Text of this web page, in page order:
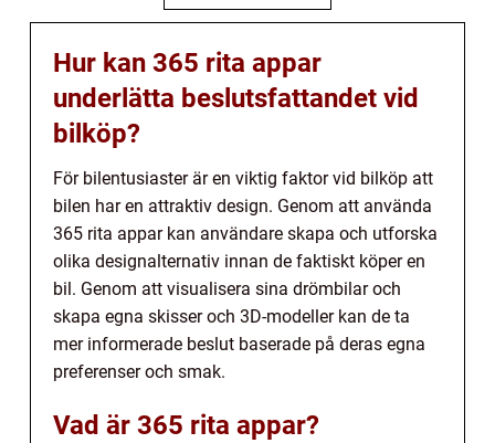
Hur kan 365 rita appar
underlätta beslutsfattandet vid
bilköp?
För bilentusiaster är en viktig faktor vid bilköp att
bilen har en attraktiv design. Genom att använda
365 rita appar kan användare skapa och utforska
olika designalternativ innan de faktiskt köper en
bil. Genom att visualisera sina drömbilar och
skapa egna skisser och 3D-modeller kan de ta
mer informerade beslut baserade på deras egna
preferenser och smak.
Vad är 365 rita appar?